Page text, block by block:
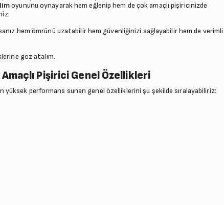
oyununu oynayarak hem eğlenip hem de çok amaçlı pişiricinizde
hem ömrünü uzatabilir hem güvenliğinizi sağlayabilir hem de
göz atalım.
Pişirici Genel Özellikleri
yüksek performans sunan genel özelliklerini şu şekilde sıralayabiliriz: